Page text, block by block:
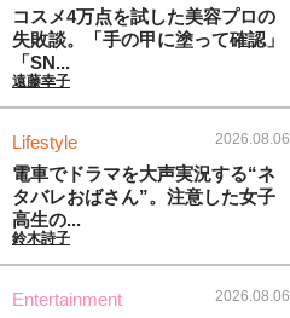
コスメ4万点を試した美容プロの
失敗談。「手の甲に塗って確認」
「SN...
遠藤幸子
Lifestyle 2026.08.06
電車でドラマを大声実況する“ネ
タバレおばさん”。注意した女子
高生の...
鈴木詩子
Entertainment 2026.08.06